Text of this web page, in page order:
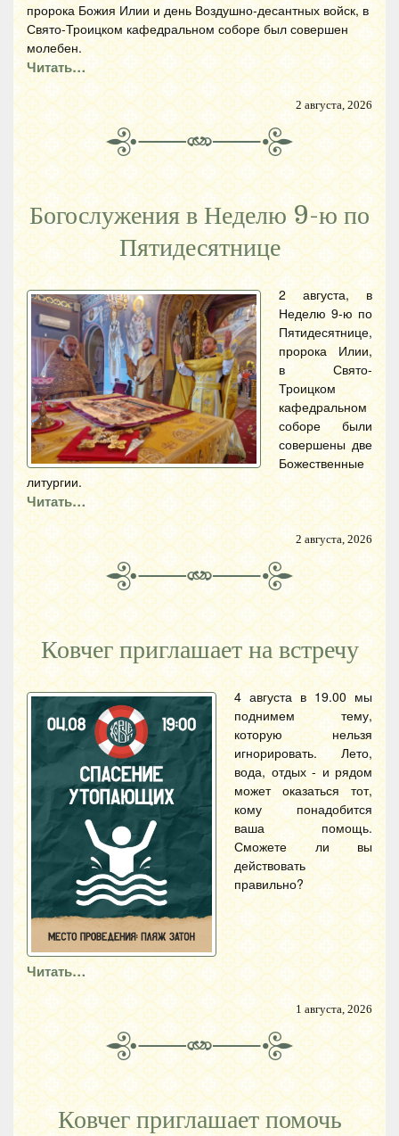
пророка Божия Илии и день Воздушно-десантных войск, в
Свято-Троицком кафедральном соборе был совершен
молебен.
Читать…
2 августа, 2026
Богослужения в Неделю 9-ю по
Пятидесятнице
2 августа, в
Неделю 9-ю по
Пятидесятнице,
пророка Илии,
в Свято-
Троицком
кафедральном
соборе были
совершены две
Божественные
литургии.
Читать…
2 августа, 2026
Ковчег приглашает на встречу
4 августа в 19.00 мы
поднимем тему,
которую нельзя
игнорировать. Лето,
вода, отдых - и рядом
может оказаться тот,
кому понадобится
ваша помощь.
Сможете ли вы
действовать
правильно?
Читать…
1 августа, 2026
Ковчег приглашает помочь